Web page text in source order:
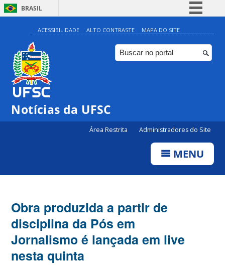
BRASIL
Simplifique!
Comunica BR
Participe
ACESSIBILIDADE ALTO CONTRASTE MAPA DO SITE
Notícias da UFSC
Área Restrita Administradores do Site
MENU
Obra produzida a partir de
disciplina da Pós em
Jornalismo é lançada em live
nesta quinta